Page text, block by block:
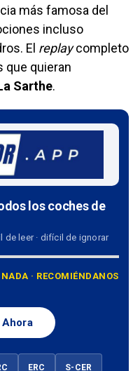
más famosa del
incluso
El replaycompleto
que quieran
Sarthe.
los coches de
de leer · difícil de ignorar
· RECOMIÉNDANOS
ERC S-CER